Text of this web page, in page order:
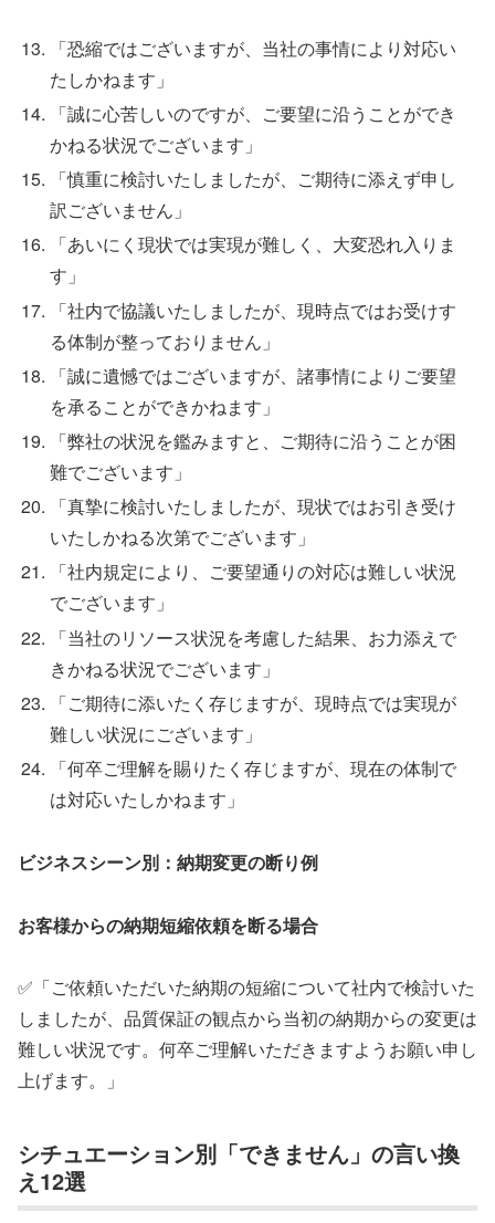
「恐縮ではございますが、当社の事情により対応い
たしかねます」
「誠に心苦しいのですが、ご要望に沿うことができ
かねる状況でございます」
「慎重に検討いたしましたが、ご期待に添えず申し
訳ございません」
「あいにく現状では実現が難しく、大変恐れ入りま
す」
「社内で協議いたしましたが、現時点ではお受けす
る体制が整っておりません」
「誠に遺憾ではございますが、諸事情によりご要望
を承ることができかねます」
「弊社の状況を鑑みますと、ご期待に沿うことが困
難でございます」
「真摯に検討いたしましたが、現状ではお引き受け
いたしかねる次第でございます」
「社内規定により、ご要望通りの対応は難しい状況
でございます」
「当社のリソース状況を考慮した結果、お力添えで
きかねる状況でございます」
「ご期待に添いたく存じますが、現時点では実現が
難しい状況にございます」
「何卒ご理解を賜りたく存じますが、現在の体制で
は対応いたしかねます」
ビジネスシーン別：納期変更の断り例
お客様からの納期短縮依頼を断る場合
✅「ご依頼いただいた納期の短縮について社内で検討いた
しましたが、品質保証の観点から当初の納期からの変更は
難しい状況です。何卒ご理解いただきますようお願い申し
上げます。」
シチュエーション別「できません」の言い換
え12選